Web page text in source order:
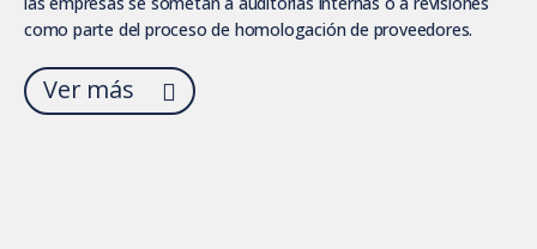
como parte del proceso de homologación de proveedores.
Ver más